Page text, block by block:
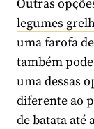
Outras
legumes
umafarofa
também
uma dessas
diferente ao
de batata até